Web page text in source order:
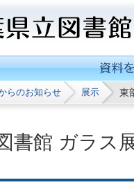
らのお知らせ 展示 東
書館 ガラス